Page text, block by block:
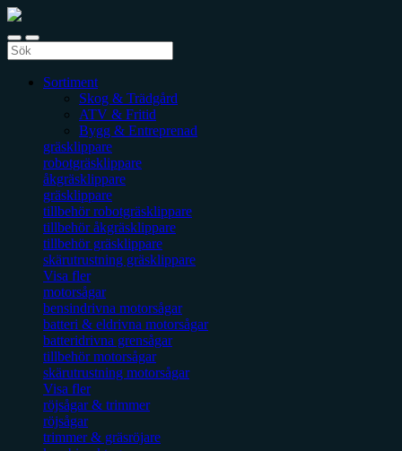
Sortiment
Skog & Trädgård
ATV & Fritid
Bygg & Entreprenad
gräsklippare
robotgräsklippare
åkgräsklippare
gräsklippare
tillbehör robotgräsklippare
tillbehör åkgräsklippare
tillbehör gräsklippare
skärutrustning gräsklippare
Visa fler
motorsågar
bensindrivna motorsågar
batteri & eldrivna motorsågar
batteridrivna grensågar
tillbehör motorsågar
skärutrustning motorsågar
Visa fler
röjsågar & trimmer
röjsågar
trimmer & gräsröjare